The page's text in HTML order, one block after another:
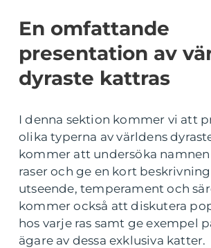
En omfattande
presentation av
dyraste kattras
I denna sektion kommer vi att
olika typerna av världens
kommer att undersöka namnen
raser och ge en kort
utseende, temperament och
kommer också att diskutera
hos varje ras samt ge exempel
ägare av dessa exklusiva katter.